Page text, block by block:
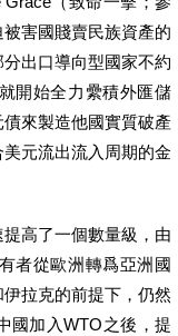
被害國賤賣民族資產的
出口導向型國家不約
開始全力纍積外匯儲
來製造他國實質破產
元流出流入周期的金
高了一個數量級，由
者從歐洲轉爲亞洲國
拉克的前提下，仍然
國加入WTO之後，提